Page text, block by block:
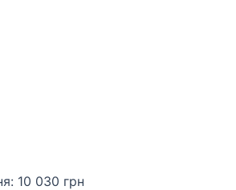
10 030 грн